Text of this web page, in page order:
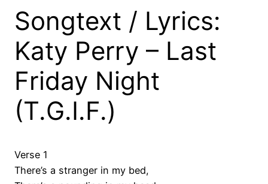
Songtext / Lyrics:
Katy Perry – Last
Friday Night
(T.G.I.F.)
Verse 1
There’s a stranger in my bed,